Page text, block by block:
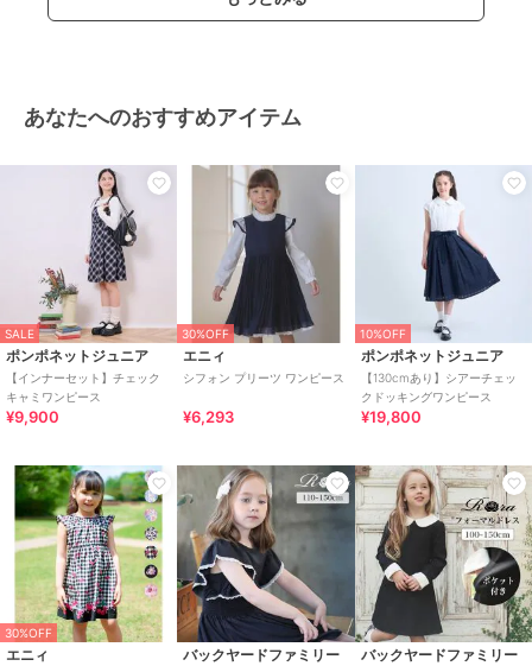
あなたへのおすすめアイテム
SALE
ポンポネットジュニア
【インナーセット】チェック
キャミワンピース
¥9,900
30%OFF
エニィ
シフォン プリーツ ワンピース
¥6,293
10%OFF
ポンポネットジュニア
【130cmあり】シアーチェッ
クドッキングワンピース
¥19,800
30%OFF
エニィ バックヤードファミリー バックヤードファミリー